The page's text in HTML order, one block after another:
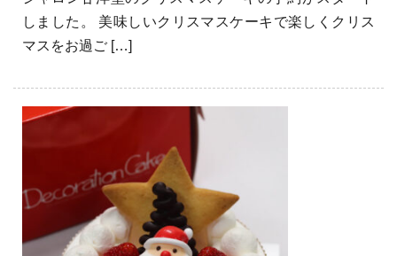
しました。 美味しいクリスマスケーキで楽しくクリス
マスをお過ご […]